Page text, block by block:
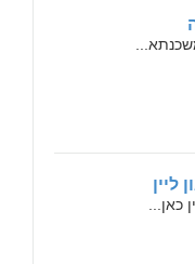
ליין
כאן...